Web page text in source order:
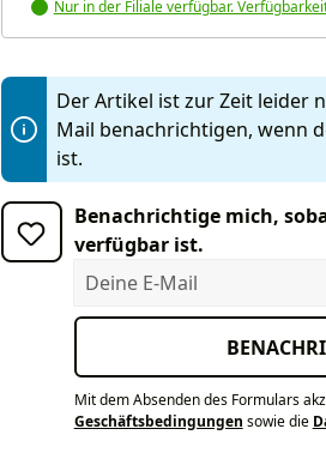
Nur in der Filiale verfügbar.
Der Artikel ist zur Zeit leider
Mail benachrichtigen, wenn
ist.
Benachrichtige mich,
verfügbar ist.
Deine E-Mail
Mit dem Absenden des Formulars
Geschäftsbedingungen sowie die